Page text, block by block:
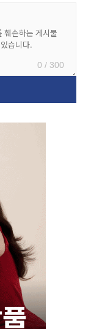
0 / 300